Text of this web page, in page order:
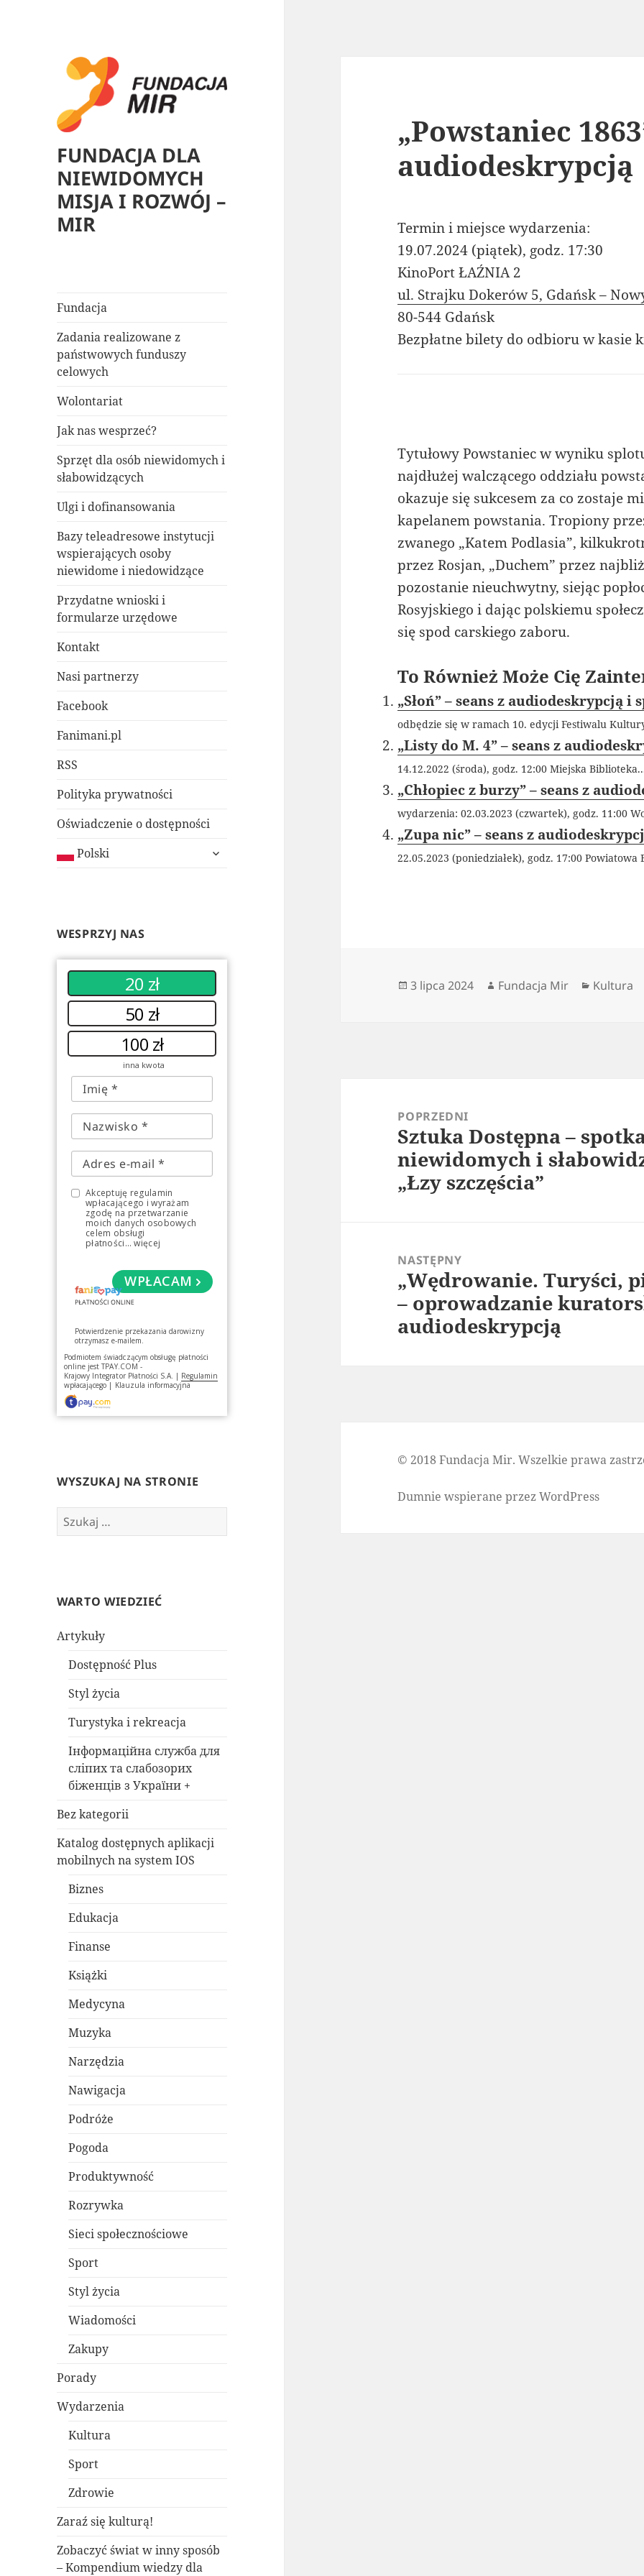
FUNDACJA DLA
NIEWIDOMYCH
MISJA I ROZWÓJ –
MIR
Fundacja
Zadania realizowane z
państwowych funduszy
celowych
Wolontariat
Jak nas wesprzeć?
Sprzęt dla osób niewidomych i
słabowidzących
Ulgi i dofinansowania
Bazy teleadresowe instytucji
wspierających osoby
niewidome i niedowidzące
Przydatne wnioski i
formularze urzędowe
Kontakt
Nasi partnerzy
Facebook
Fanimani.pl
RSS
Polityka prywatności
Oświadczenie o dostępności
Polski
rozwiń
WESPRZYJ NAS
20 zł
50 zł
100 zł
inna kwota
Akceptuję regulamin
wpłacającego i wyrażam
zgodę na przetwarzanie
moich danych osobowych
celem obsługi
płatności... więcej
WPŁACAM
Potwierdzenie przekazania darowizny
otrzymasz e-mailem.
Podmiotem świadczącym obsługę płatności
online jestTPAY.COM -
Krajowy Integrator Płatności S.A. | Regulamin
wpłacającego | Klauzula informacyjna
WYSZUKAJ NA STRONIE
Szukaj:
WARTO WIEDZIEĆ
Artykuły
Dostępność Plus
Styl życia
Turystyka i rekreacja
Інформаційна служба для
сліпих та слабозорих
біженців з України +
Bez kategorii
Katalog dostępnych aplikacji
mobilnych na system IOS
Biznes
Edukacja
Finanse
Książki
Medycyna
Muzyka
Narzędzia
Nawigacja
Podróże
Pogoda
Produktywność
Rozrywka
Sieci społecznościowe
Sport
Styl życia
Wiadomości
Zakupy
Porady
Wydarzenia
Kultura
Sport
Zdrowie
Zaraź się kulturą!
Zobaczyć świat w inny sposób
– Kompendium wiedzy dla
„Powstaniec
audiodeskrypcją
Termin i miejsce wydarzenia:
19.07.2024 (piątek), godz. 17:30
KinoPort ŁAŹNIA 2
ul. Strajku Dokerów 5, Gdańsk –
80-544 Gdańsk
Bezpłatne bilety do odbioru w kasie
Tytułowy Powstaniec w wyniku
najdłużej walczącego oddziału
okazuje się sukcesem za co zostaje
kapelanem powstania. Tropiony
zwanego „Katem Podlasia”,
przez Rosjan, „Duchem” przez
pozostanie nieuchwytny, siejąc
Rosyjskiego i dając polskiemu
się spod carskiego zaboru.
To Również Może Cię
„Słoń” – seans z audiodeskrypcją
odbędzie się w ramach 10. edycji Festiwalu
„Listy do M. 4” – seans z
14.12.2022 (środa), godz. 12:00 Miejska
„Chłopiec z burzy” – seans z
wydarzenia: 02.03.2023 (czwartek), godz. 11:00
„Zupa nic” – seans z
22.05.2023 (poniedziałek), godz. 17:00 Powiatowa
Data
3 lipca 2024 Autor
Fundacja Mir Kategorie
Kultura
POPRZEDNI
Poprzedni
wpis:
Sztuka Dostępna –
niewidomych i
„Łzy szczęścia”
NASTĘPNY
Następny
wpis:
„Wędrowanie. Turyści,
– oprowadzanie
audiodeskrypcją
© 2018 Fundacja Mir. Wszelkie prawa
Dumnie wspierane przez WordPress